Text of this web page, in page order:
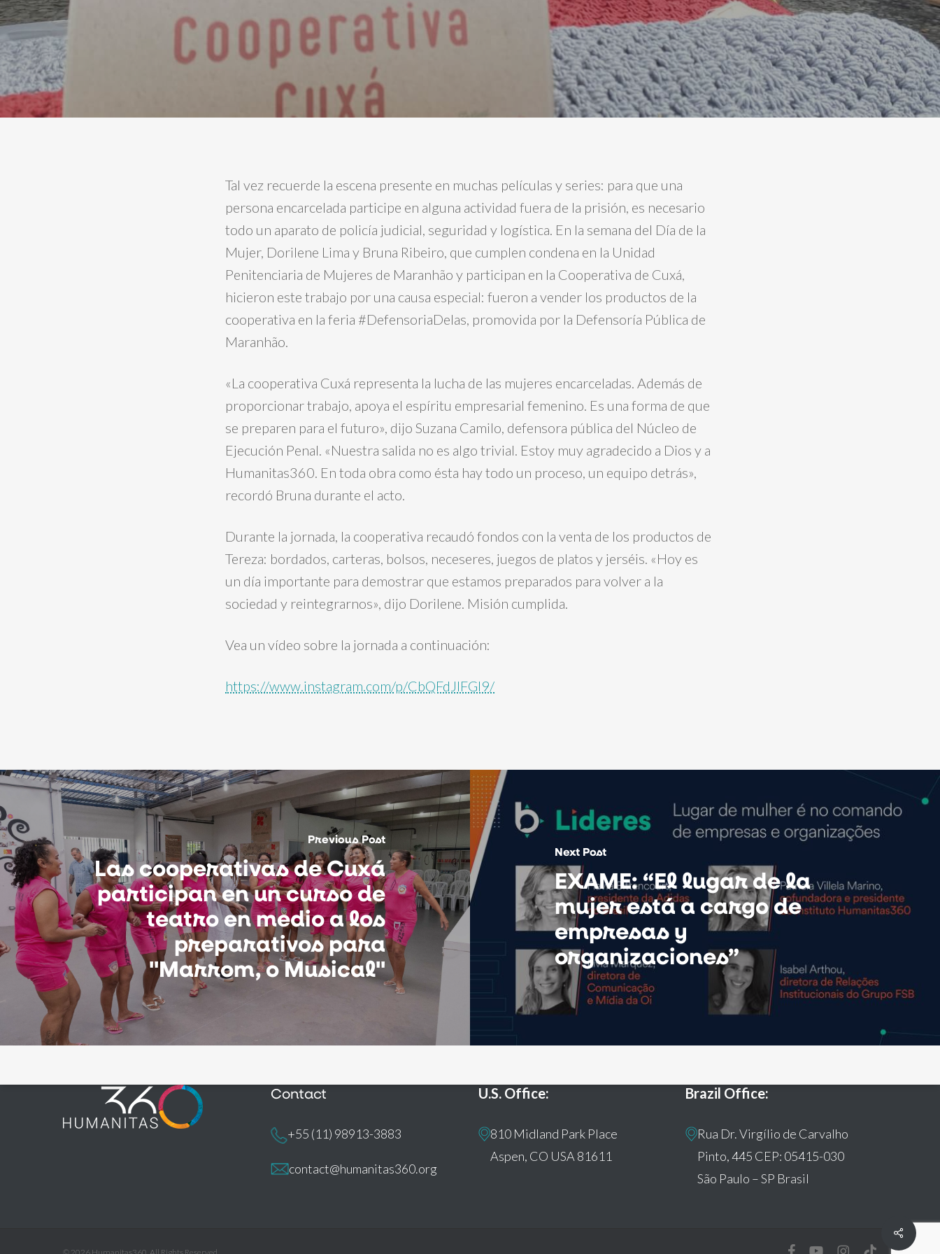
Tal vez recuerde la escena presente en muchas películas y series: para que una
persona encarcelada participe en alguna actividad fuera de la prisión, es necesario
todo un aparato de policía judicial, seguridad y logística. En la semana del Día de la
Mujer, Dorilene Lima y Bruna Ribeiro, que cumplen condena en la Unidad
Penitenciaria de Mujeres de Maranhão y participan en la Cooperativa de Cuxá,
hicieron este trabajo por una causa especial: fueron a vender los productos de la
cooperativa en la feria #DefensoriaDelas, promovida por la Defensoría Pública de
Maranhão.
«La cooperativa Cuxá representa la lucha de las mujeres encarceladas. Además de
proporcionar trabajo, apoya el espíritu empresarial femenino. Es una forma de que
se preparen para el futuro», dijo Suzana Camilo, defensora pública del Núcleo de
Ejecución Penal. «Nuestra salida no es algo trivial. Estoy muy agradecido a Dios y a
Humanitas360. En toda obra como ésta hay todo un proceso, un equipo detrás»,
recordó Bruna durante el acto.
Durante la jornada, la cooperativa recaudó fondos con la venta de los productos de
Tereza: bordados, carteras, bolsos, neceseres, juegos de platos y jerséis. «Hoy es
un día importante para demostrar que estamos preparados para volver a la
sociedad y reintegrarnos», dijo Dorilene. Misión cumplida.
Vea un vídeo sobre la jornada a continuación:
https://www.instagram.com/p/CbQFdJIFGI9/
Previous Post
Las cooperativas de Cuxá
participan en un curso de
teatro en medio a los
preparativos para
"Marrom, o Musical"
Next Post
EXAME: “El lugar de la
mujer está a cargo de
empresas y
organizaciones”
Share
Contact
+55 (11) 98913-3883
contact@humanitas360.org
U.S. Office:
810 Midland Park Place
Aspen, CO USA 81611
Brazil Office:
Rua Dr. Virgílio de Carvalho
Pinto, 445 CEP: 05415-030
São Paulo – SP Brasil
facebookyoutubeinstagram
tiktok